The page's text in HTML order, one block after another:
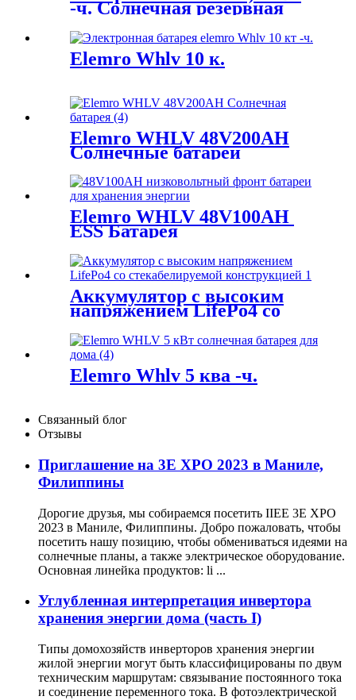
-ч. Солнечная резервная
Elemro Whlv 10 к.
Elemro WHLV 48V200AH
Солнечные батареи
Elemro WHLV 48V100AH ​​
ESS Батарея
Аккумулятор с высоким
напряжением LifePo4 со
Elemro Whlv 5 ква -ч.
Связанный блог
Отзывы
Приглашение на 3E XPO 2023 в Маниле,
Филиппины
Дорогие друзья, мы собираемся посетить IIEE 3E XPO
2023 в Маниле, Филиппины. Добро пожаловать, чтобы
посетить нашу позицию, чтобы обмениваться идеями на
солнечные планы, а также электрическое оборудование.
Основная линейка продуктов: li ...
Углубленная интерпретация инвертора
хранения энергии дома (часть I)
Типы домохозяйств инверторов хранения энергии
жилой энергии могут быть классифицированы по двум
техническим маршрутам: связывание постоянного тока
и соединение переменного тока. В фотоэлектрической